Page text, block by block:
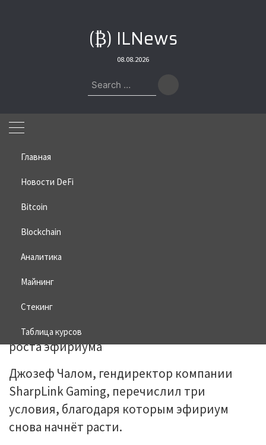
(₿) ILNews
08.08.2026
Search
for:
Главная
Новости DeFi
Bitcoin
Blockchain
Аналитика
Майнинг
Стекинг
Таблица курсов
Home»Bitcoin
условия для роста эфириума
Джозеф Чалом, гендиректор компании
SharpLink Gaming, перечислил три
условия, благодаря которым эфириум
снова начнёт расти.